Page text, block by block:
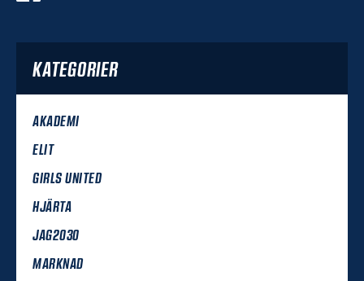
KATEGORIER
AKADEMI
ELIT
GIRLS UNITED
HJÄRTA
JAG2030
MARKNAD